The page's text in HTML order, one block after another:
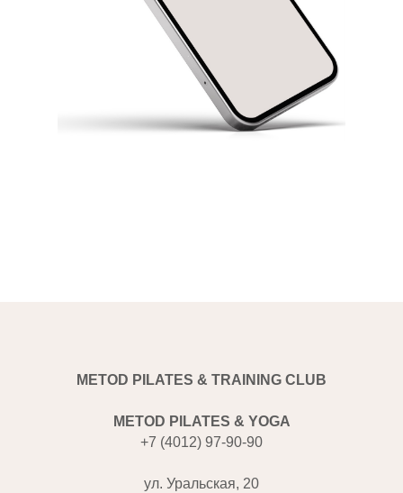
METOD PILATES & TRAINING CLUB
METOD PILATES & YOGA
+7 (4012) 97-90-90
ул. Уральская, 20